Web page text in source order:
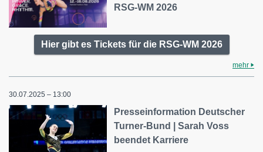
RSG-WM 2026
Hier gibt es Tickets für die RSG-WM 2026
mehr
30.07.2025 – 13:00
Presseinformation Deutscher
Turner-Bund | Sarah Voss
beendet Karriere